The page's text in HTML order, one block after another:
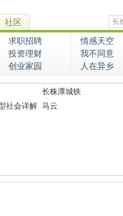
社区
求职招聘 情感天空
投资理财 我不同意
创业家园 人在异乡
长株潭城铁
社会详解 马云